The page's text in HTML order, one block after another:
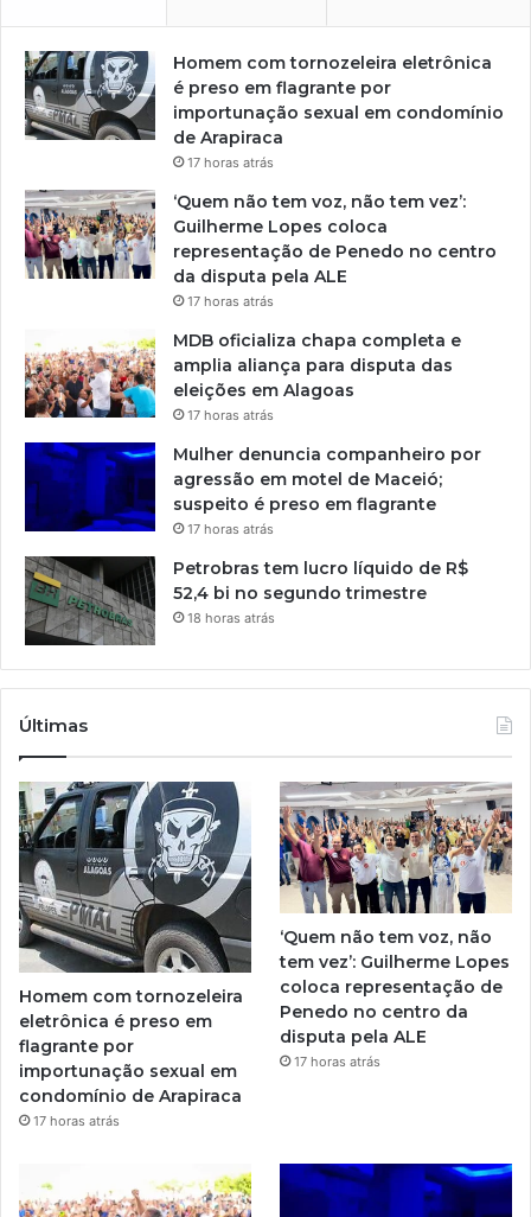
Homem com tornozeleira eletrônica
é preso em flagrante por
importunação sexual em condomínio
de Arapiraca
17 horas atrás
‘Quem não tem voz, não tem vez’:
Guilherme Lopes coloca
representação de Penedo no centro
da disputa pela ALE
17 horas atrás
MDB oficializa chapa completa e
amplia aliança para disputa das
eleições em Alagoas
17 horas atrás
Mulher denuncia companheiro por
agressão em motel de Maceió;
suspeito é preso em flagrante
17 horas atrás
Petrobras tem lucro líquido de R$
52,4 bi no segundo trimestre
18 horas atrás
Últimas
Homem com tornozeleira
eletrônica é preso em
flagrante por
importunação sexual em
condomínio de Arapiraca
17 horas atrás
‘Quem não tem voz, não
tem vez’: Guilherme Lopes
coloca representação de
Penedo no centro da
disputa pela ALE
17 horas atrás